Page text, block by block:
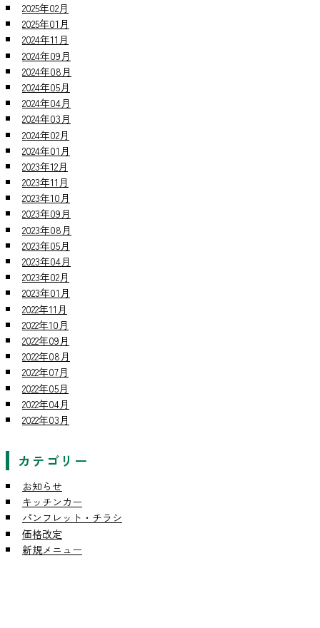
2025年02月
2025年01月
2024年11月
2024年09月
2024年08月
2024年05月
2024年04月
2024年03月
2024年02月
2024年01月
2023年12月
2023年11月
2023年10月
2023年09月
2023年08月
2023年05月
2023年04月
2023年02月
2023年01月
2022年11月
2022年10月
2022年09月
2022年08月
2022年07月
2022年05月
2022年04月
2022年03月
カテゴリー
お知らせ
キッチンカー
パンフレット・チラシ
価格改定
新規メニュー